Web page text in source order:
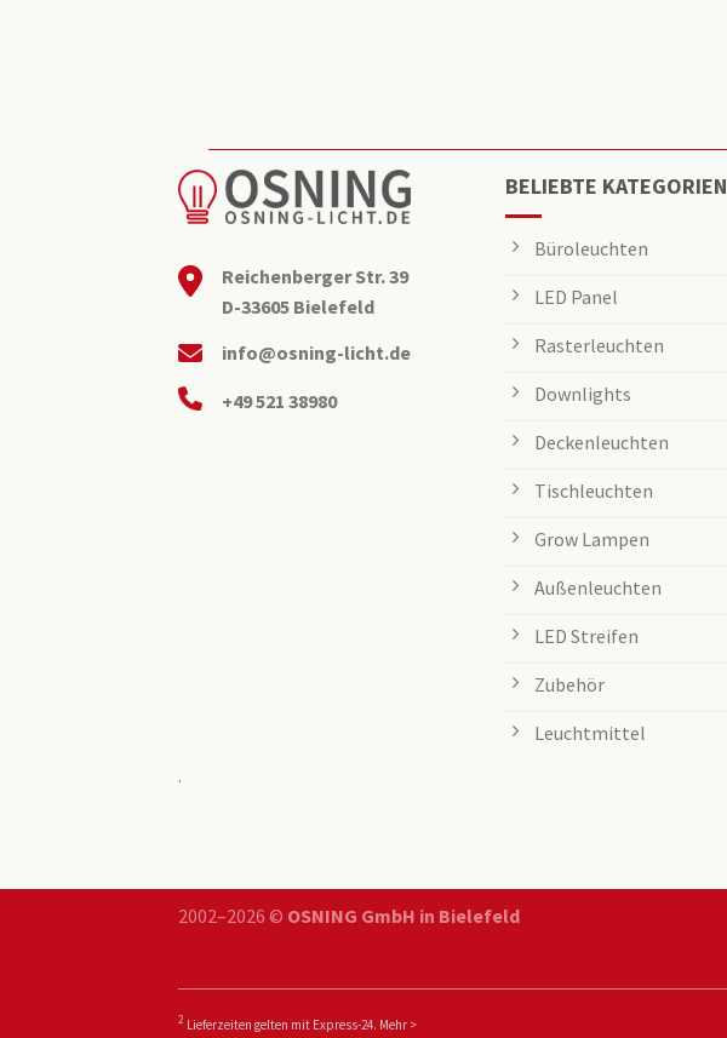
Reichenberger Str. 39
D-33605 Bielefeld
info@osning-licht.de
+49 521 38980
BELIEBTE KATEGORIEN
Büroleuchten
LED Panel
Rasterleuchten
Downlights
Deckenleuchten
Tischleuchten
Grow Lampen
Außenleuchten
LED Streifen
Zubehör
Leuchtmittel
.
2002–2026 © OSNING GmbH in Bielefeld
2 Lieferzeiten gelten mit Express-24. Mehr >